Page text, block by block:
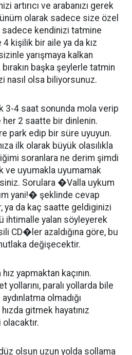
artırıcı ve arabanızı gerek
olarak sadece size özel
sadece kendinizi tatmine
4 kişilik bir aile ya da kız
yarışmaya kalkan
başka şeylerle tatmin
nasıl olsa biliyorsunuz.
3-4 saat sonunda mola verip
2 saatte bir dinlenin.
park edip bir süre uyuyun.
ilk olarak büyük olasılıkla
soranlara ne derim şimdi
uyumakla uyumamak
Sorulara �Valla uykum
yani!� şeklinde cevap
ya da kaç saatte geldiginizi
ihtimalle yalan söyleyerek
CD�ler azaldığına göre, bu
değişecektir.
yapmaktan kaçının.
yollarını, paralı yollarda bile
olmadığı
gitmek hayatınız
olacaktır.
olsun uzun yolda sollama